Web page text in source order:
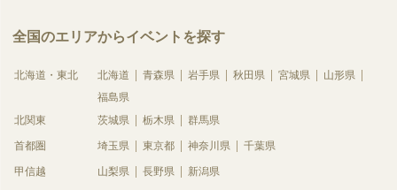
全国のエリアからイベントを探す
北海道・東北 北海道 青森県 岩手県 秋田県 宮城県
山形県
福島県
北関東
茨城県 栃木県 群馬県
首都圏 埼玉県 東京都 神奈川県 千葉県
甲信越 山梨県 長野県 新潟県